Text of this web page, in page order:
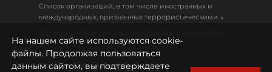
Список организаций, в том числе иностранных и
международных, признанных террористическими ↓
18+
Политика конфиденциальности
На нашем сайте используются cookie-
файлы. Продолжая пользоваться
данным сайтом, вы подтверждаете